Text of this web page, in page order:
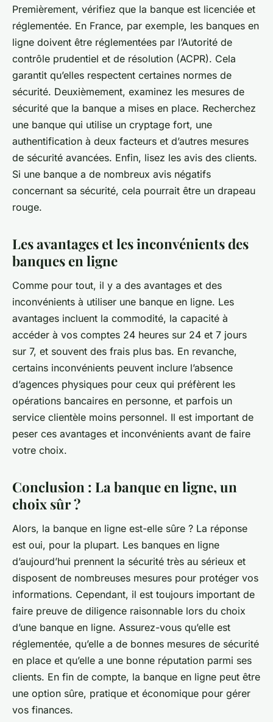
Premièrement, vérifiez que la banque est licenciée et
réglementée. En France, par exemple, les banques en
ligne doivent être réglementées par l’Autorité de
contrôle prudentiel et de résolution (ACPR). Cela
garantit qu’elles respectent certaines normes de
sécurité. Deuxièmement, examinez les mesures de
sécurité que la banque a mises en place. Recherchez
une banque qui utilise un cryptage fort, une
authentification à deux facteurs et d’autres mesures
de sécurité avancées. Enfin, lisez les avis des clients.
Si une banque a de nombreux avis négatifs
concernant sa sécurité, cela pourrait être un drapeau
rouge.
Les avantages et les inconvénients des
banques en ligne
Comme pour tout, il y a des avantages et des
inconvénients à utiliser une banque en ligne. Les
avantages incluent la commodité, la capacité à
accéder à vos comptes 24 heures sur 24 et 7 jours
sur 7, et souvent des frais plus bas. En revanche,
certains inconvénients peuvent inclure l’absence
d’agences physiques pour ceux qui préfèrent les
opérations bancaires en personne, et parfois un
service clientèle moins personnel. Il est important de
peser ces avantages et inconvénients avant de faire
votre choix.
Conclusion : La banque en ligne, un
choix sûr ?
Alors, la banque en ligne est-elle sûre ? La réponse
est oui, pour la plupart. Les banques en ligne
d’aujourd’hui prennent la sécurité très au sérieux et
disposent de nombreuses mesures pour protéger vos
informations. Cependant, il est toujours important de
faire preuve de diligence raisonnable lors du choix
d’une banque en ligne. Assurez-vous qu’elle est
réglementée, qu’elle a de bonnes mesures de sécurité
en place et qu’elle a une bonne réputation parmi ses
clients. En fin de compte, la banque en ligne peut être
une option sûre, pratique et économique pour gérer
vos finances.